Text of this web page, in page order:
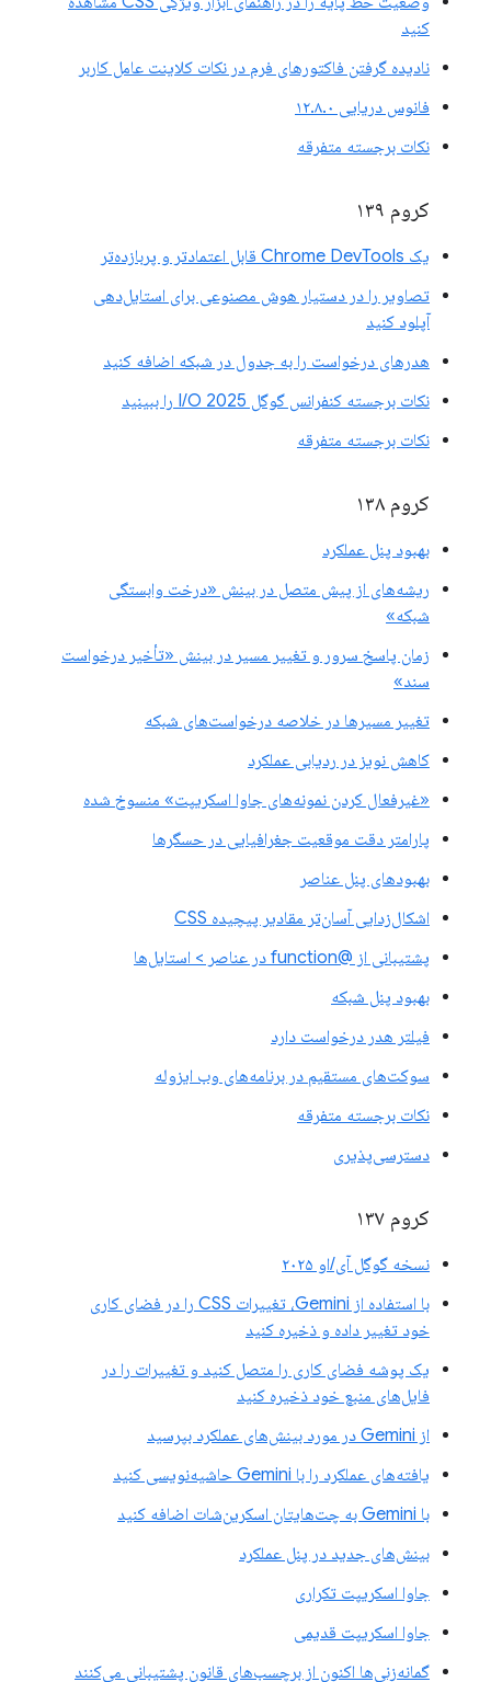
کنید
نادیده گرفتن فاکتورهای فرم در نکات کلاینت عامل کاربر
فانوس دریایی ۱۲.۸.۰
نکات برجسته متفرقه
کروم ۱۳۹
یک Chrome DevTools قابل اعتمادتر و پربازده‌تر
تصاویر را در دستیار هوش مصنوعی برای استایل‌دهی
آپلود کنید
هدرهای درخواست را به جدول در شبکه اضافه کنید
نکات برجسته کنفرانس گوگل I/O 2025 را ببینید
نکات برجسته متفرقه
کروم ۱۳۸
بهبود پنل عملکرد
ریشه‌های از پیش متصل در بینش «درخت وابستگی
شبکه»
زمان پاسخ سرور و تغییر مسیر در بینش «تأخیر درخواست
سند»
تغییر مسیرها در خلاصه درخواست‌های شبکه
کاهش نویز در ردیابی عملکرد
«غیرفعال کردن نمونه‌های جاوا اسکریپت» منسوخ شده
پارامتر دقت موقعیت جغرافیایی در حسگرها
بهبودهای پنل عناصر
اشکال‌زدایی آسان‌تر مقادیر پیچیده CSS
پشتیبانی از @function در عناصر > استایل‌ها
بهبود پنل شبکه
فیلتر هدر درخواست دارد
سوکت‌های مستقیم در برنامه‌های وب ایزوله
نکات برجسته متفرقه
دسترسی‌پذیری
کروم ۱۳۷
نسخه گوگل آی/او ۲۰۲۵
با استفاده از Gemini، تغییرات CSS را در فضای کاری
خود تغییر داده و ذخیره کنید
یک پوشه فضای کاری را متصل کنید و تغییرات را در
فایل‌های منبع خود ذخیره کنید
از Gemini در مورد بینش‌های عملکرد بپرسید
یافته‌های عملکرد را با Gemini حاشیه‌نویسی کنید
با Gemini به چت‌هایتان اسکرین‌شات اضافه کنید
بینش‌های جدید در پنل عملکرد
جاوا اسکریپت تکراری
جاوا اسکریپت قدیمی
گمانه‌زنی‌ها اکنون از برچسب‌های قانون پشتیبانی می‌کنند